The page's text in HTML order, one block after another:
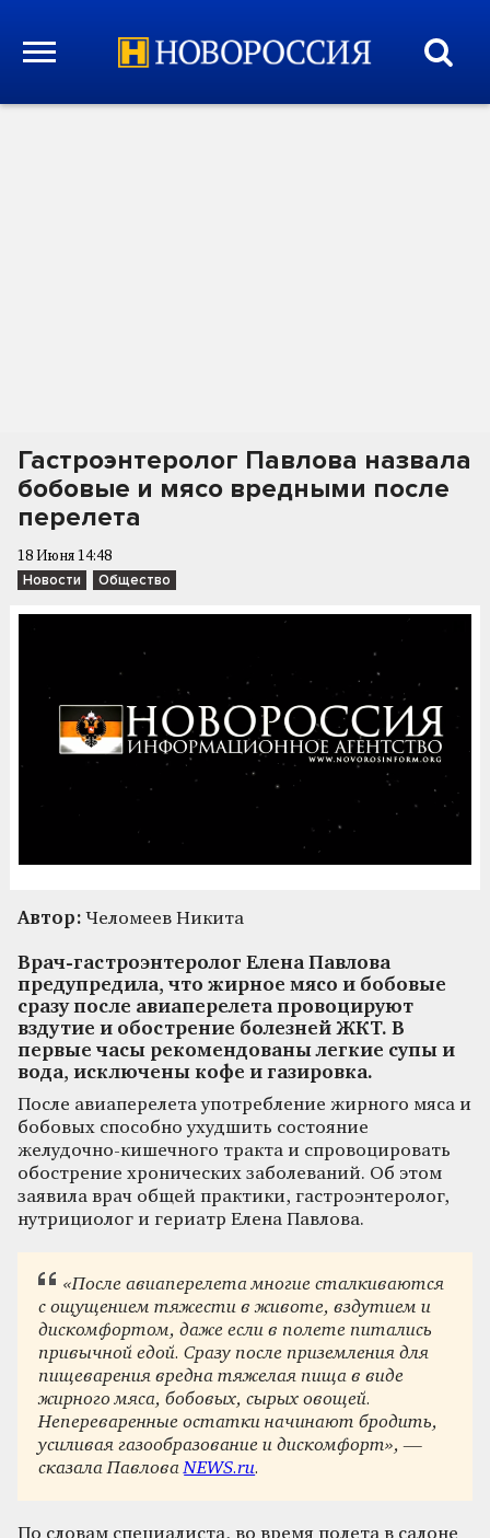
Гастроэнтеролог Павлова назвала
бобовые и мясо вредными после
перелета
18 Июня 14:48
Новости Общество
Автор: Челомеев Никита
Врач-гастроэнтеролог Елена Павлова
предупредила, что жирное мясо и бобовые
сразу после авиаперелета провоцируют
вздутие и обострение болезней ЖКТ. В
первые часы рекомендованы легкие супы и
вода, исключены кофе и газировка.
После авиаперелета употребление жирного мяса и
бобовых способно ухудшить состояние
желудочно-кишечного тракта и спровоцировать
обострение хронических заболеваний. Об этом
заявила врач общей практики, гастроэнтеролог,
нутрициолог и гериатр Елена Павлова.
«После авиаперелета многие сталкиваются
с ощущением тяжести в животе, вздутием и
дискомфортом, даже если в полете питались
привычной едой. Сразу после приземления для
пищеварения вредна тяжелая пища в виде
жирного мяса, бобовых, сырых овощей.
Непереваренные остатки начинают бродить,
усиливая газообразование и дискомфорт», —
сказала ПавловаNEWS.ru.
По словам специалиста, во время полета в салоне